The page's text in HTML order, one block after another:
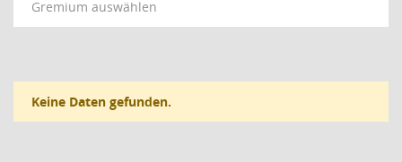
Gremium auswählen
Keine Daten gefunden.